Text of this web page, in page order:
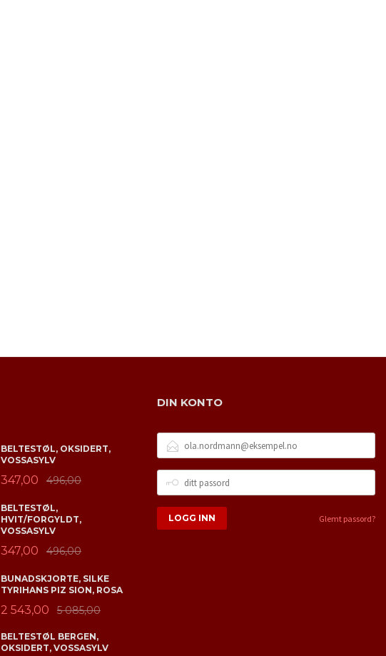
BELTESTØL, OKSIDERT,
VOSSASYLV
347,00 496,00
BELTESTØL,
HVIT/FORGYLDT,
VOSSASYLV
347,00 496,00
BUNADSKJORTE, SILKE
TYRIHANS PIZ SION, ROSA
2 543,00 5 085,00
BELTESTØL BERGEN,
OKSIDERT, VOSSASYLV
DIN KONTO
POSTADRESSE
PASSORD
Glemt passord?